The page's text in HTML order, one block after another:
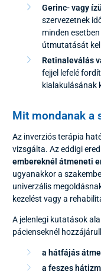
Gerinc- vagy
szervezetnek
minden
útmutatását
Retinaleválás
fejjel lefelé
kialakulásának
Mit mondanak a
Az inverziós terápia
vizsgálta. Az eddigi
embereknél átmeneti
ugyanakkor a
univerzális
kezelést vagy a
A jelenlegi kutatások
pácienseknél
a hátfájás
a feszes